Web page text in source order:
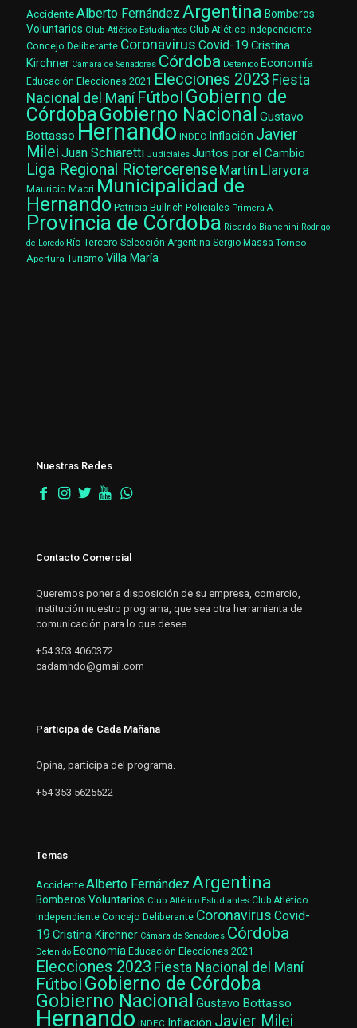
AccidenteAlberto Fernández Argentina Bomberos
Voluntarios Club Atlético Estudiantes Club Atlético Independiente
Concejo Deliberante Coronavirus Covid-19 Cristina
Kirchner Cámara de Senadores Córdoba Detenido Economía
Educación Elecciones 2021 Elecciones 2023 Fiesta
Nacional del Maní Fútbol Gobierno de
CórdobaGobierno Nacional Gustavo
Bottasso Hernando INDEC Inflación Javier
Milei Juan Schiaretti Judiciales Juntos por el Cambio
Liga Regional Riotercerense Martín Llaryora
Mauricio Macri Municipalidad de
Hernando Patricia Bullrich Policiales Primera A
Provincia de Córdoba Ricardo Bianchini Rodrigo
de Loredo Río Tercero Selección Argentina Sergio Massa Torneo
Apertura Turismo Villa María
Nuestras Redes
Contacto Comercial
Queremos poner a disposición de su empresa, comercio,
institución nuestro programa, que sea otra herramienta de
comunicación para lo que desee.
+54 353 4060372
cadamhdo@gmail.com
Participa de Cada Mañana
Opina, participa del programa.
+54 353 5625522
Temas
AccidenteAlberto Fernández Argentina
Bomberos Voluntarios Club Atlético Estudiantes Club Atlético
Independiente Concejo Deliberante Coronavirus Covid-
19 Cristina Kirchner Cámara de Senadores Córdoba
Detenido Economía Educación Elecciones 2021
Elecciones 2023 Fiesta Nacional del Maní
Fútbol Gobierno de Córdoba
Gobierno Nacional Gustavo Bottasso
Hernando INDEC Inflación Javier Milei